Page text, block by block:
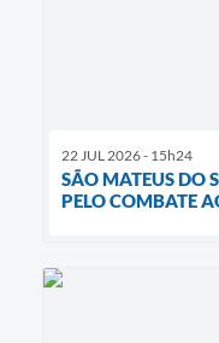
22 JUL 2026 - 15h24
SÃO MATEUS DO
PELO COMBATE